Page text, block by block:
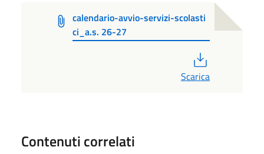
calendario-avvio-servizi-scolasti
ci_a.s. 26-27
Scarica
Contenuti correlati